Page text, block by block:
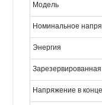
Модель
Номинальное
Энергия
Зарезервированная
Напряжение в